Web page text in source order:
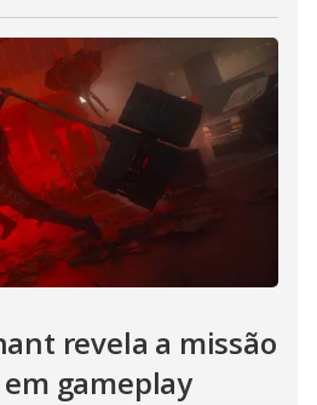
revela a missão
gameplay